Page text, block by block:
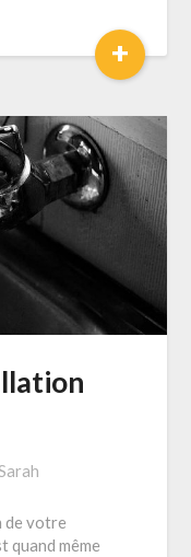
+
de votre
quand même